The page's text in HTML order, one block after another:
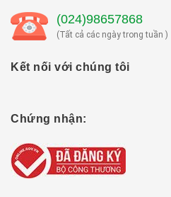
(024)98657868
(Tất cả các ngày trong tuần )
Kết nối với chúng tôi
Chứng nhận: